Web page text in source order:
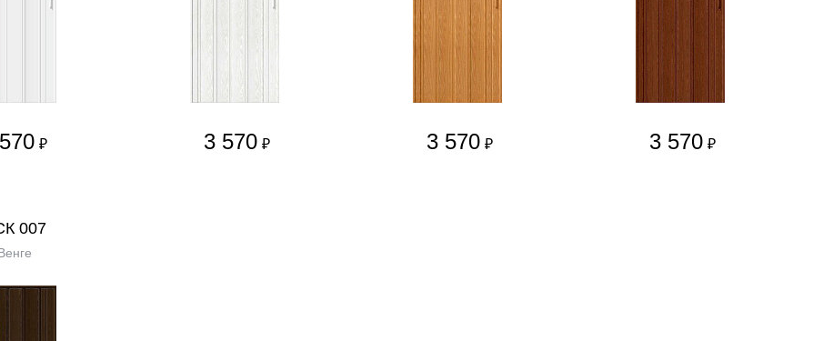
₽ 3 570 ₽ 3 570 ₽ 3 570 ₽
007